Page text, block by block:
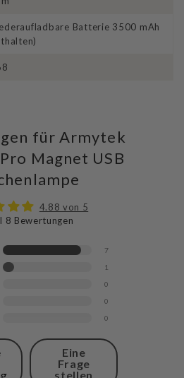
Batterie 3500 mAh
für Armytek
Magnet USB
4.88 von 5
8 Bewertungen
7
1
0
0
0
Eine
Frage
stellen